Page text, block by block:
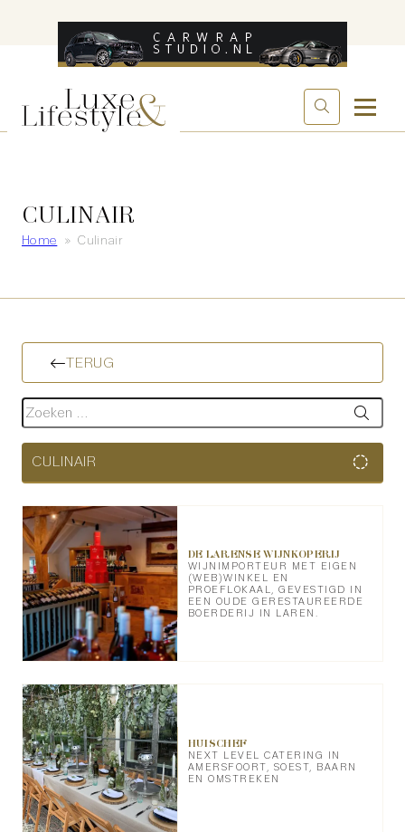
CULINAIR
Home » Culinair
TERUG
Zoeken
CULINAIR
DE LARENSE WIJNKOPERIJ
WIJNIMPORTEUR MET EIGEN
(WEB)WINKEL EN
PROEFLOKAAL, GEVESTIGD IN
EEN OUDE GERESTAUREERDE
BOERDERIJ IN LAREN.
HUISCHEF
NEXT LEVEL CATERING IN
AMERSFOORT, SOEST, BAARN
EN OMSTREKEN